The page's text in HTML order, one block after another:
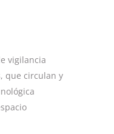
vigilancia
que circulan y